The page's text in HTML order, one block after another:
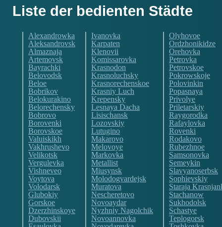
Liste der bedienten Städte
Alexandrowka
Aleksandrovsk
Almaznaja
Artemovsk
Bayrachki
Belovodsk
Beloe
Bobrikov
Belokurakino
Belorechensky
Bobrovo
Borovenki
Borovskoe
Valuiskikh
Vakhrushevo
Velikotsk
Vergulevka
Vishneveo
Voytova
Volodarsk
Glubokiy
Gorskoe
Dzerzhinskoye
Dubovskii
Ivanovka
Karpaten
Klenovii
Komissarovka
Krasnodon
Krasnoluchsky
Krasnorechenskoe
Krasniy Luch
Krepensky
Lesnaya Dacha
Lisischansk
Lozovskiy
Lutugino
Makarovo
Melovoye
Markovka
Metallist
Miusynsk
Molodogvardejsk
Muratova
Nescheretovo
Novoaydar
Nyzhniy Nagolchik
Novoannovka
Olyhovoe
Ordzhonikidze
Orehovka
Petrovka
Petrovskoe
Pokrowskoje
Polovinkin
Popasnaya
Privolye
Priletarskiy
Raygorodka
Rafaylovka
Rovenki
Rodakovo
Rubezhnoe
Samsonovka
Semeykin
Slavyanoserbsk
Sophievskiy
Staraja
Stachanow
Sukhodolsk
Schastye
Teplogorsk